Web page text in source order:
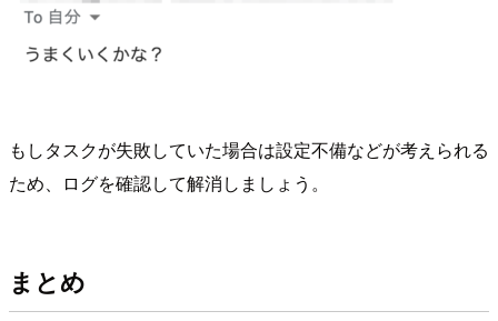
もしタスクが失敗していた場合は設定不備などが考えられる
ため、ログを確認して解消しましょう。
まとめ